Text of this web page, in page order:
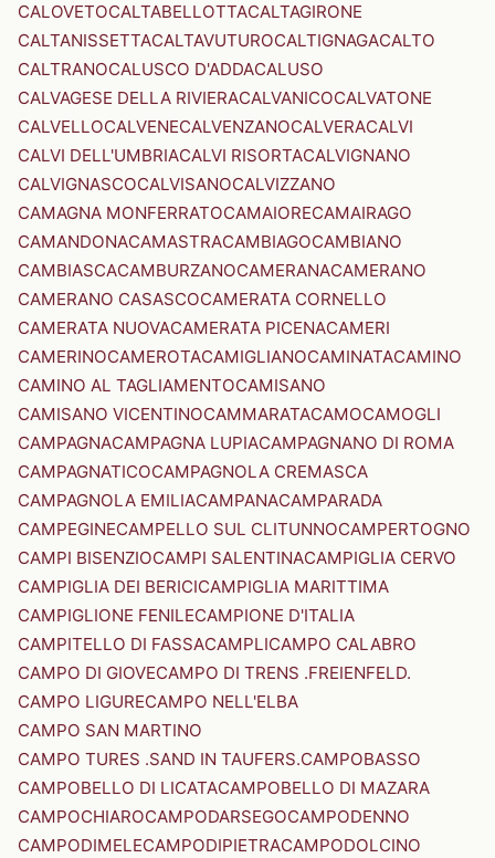
CALOVETOCALTABELLOTTACALTAGIRONE
CALTANISSETTACALTAVUTUROCALTIGNAGACALTO
CALTRANOCALUSCO D'ADDACALUSO
CALVAGESE DELLA RIVIERACALVANICOCALVATONE
CALVELLOCALVENECALVENZANOCALVERACALVI
CALVI DELL'UMBRIACALVI RISORTACALVIGNANO
CALVIGNASCOCALVISANOCALVIZZANO
CAMAGNA MONFERRATOCAMAIORECAMAIRAGO
CAMANDONACAMASTRACAMBIAGOCAMBIANO
CAMBIASCACAMBURZANOCAMERANACAMERANO
CAMERANO CASASCOCAMERATA CORNELLO
CAMERATA NUOVACAMERATA PICENACAMERI
CAMERINOCAMEROTACAMIGLIANOCAMINATACAMINO
CAMINO AL TAGLIAMENTOCAMISANO
CAMISANO VICENTINOCAMMARATACAMOCAMOGLI
CAMPAGNACAMPAGNA LUPIACAMPAGNANO DI ROMA
CAMPAGNATICOCAMPAGNOLA CREMASCA
CAMPAGNOLA EMILIACAMPANACAMPARADA
CAMPEGINECAMPELLO SUL CLITUNNOCAMPERTOGNO
CAMPI BISENZIOCAMPI SALENTINACAMPIGLIA CERVO
CAMPIGLIA DEI BERICICAMPIGLIA MARITTIMA
CAMPIGLIONE FENILECAMPIONE D'ITALIA
CAMPITELLO DI FASSACAMPLICAMPO CALABRO
CAMPO DI GIOVECAMPO DI TRENS .FREIENFELD.
CAMPO LIGURECAMPO NELL'ELBA
CAMPO SAN MARTINO
CAMPO TURES .SAND IN TAUFERS.CAMPOBASSO
CAMPOBELLO DI LICATACAMPOBELLO DI MAZARA
CAMPOCHIAROCAMPODARSEGOCAMPODENNO
CAMPODIMELECAMPODIPIETRACAMPODOLCINO